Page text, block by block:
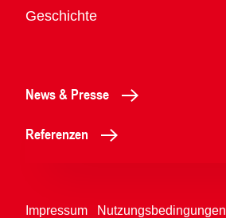
Geschichte
News & Presse
Referenzen
Impressum Nutzungsbedingungen